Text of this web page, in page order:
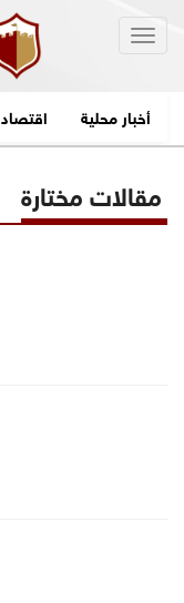
أخبار محلية اقتصاد
مقالات مختارة